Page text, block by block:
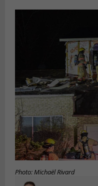
Photo: Michaël Rivard